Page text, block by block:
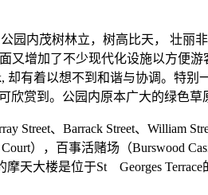
园内茂树林立，树高比天， 壮
增加了不少现代化设施以方便游
有着以想不到和谐与协调。特
赏到。公园内原本广大的绿色
、Barrack Street、William
），百事活赌场（Burswood
天大楼是位于St Georges Terrace